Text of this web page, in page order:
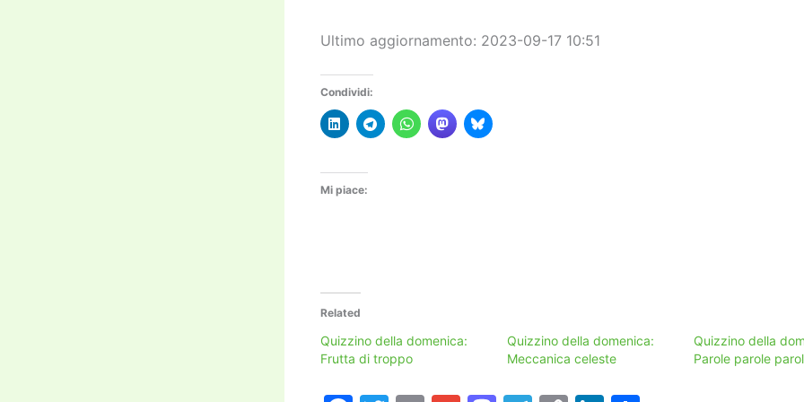
Ultimo aggiornamento: 2023-09-17 10:51
Condividi:
Mi piace:
Related
Quizzino della domenica:
Frutta di troppo
Quizzino della domenica:
Meccanica celeste
Quizzino della
Parole parole